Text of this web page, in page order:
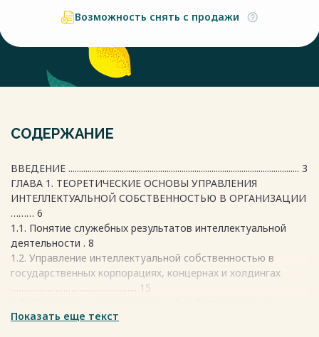
Возможность снять с продажи
СОДЕРЖАНИЕ
ВВЕДЕНИЕ ............................................................................................................ 3
ГЛАВА 1. ТЕОРЕТИЧЕСКИЕ ОСНОВЫ УПРАВЛЕНИЯ
ИНТЕЛЛЕКТУАЛЬНОЙ СОБСТВЕННОСТЬЮ В ОРГАНИЗАЦИИ
……… 6
1.1. Понятие служебных результатов интеллектуальной
деятельности . 8
1.2. Управление интеллектуальной собственностью в
государственных корпорациях, концернах и холдингах
………………………..……………….. 15
научно-производственной организации
Показать еще текст